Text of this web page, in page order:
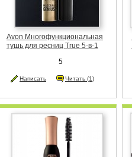
Avon Многофункциональная
тушь для ресниц True 5-в-1
5
Написать Читать (1)